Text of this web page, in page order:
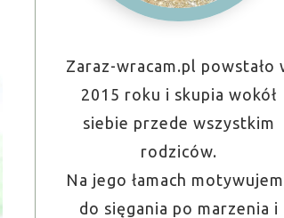
Zaraz-wracam.pl powstało
2015 roku i skupia wokół
siebie przede wszystkim
rodziców.
Na jego łamach
do sięgania po marzenia i